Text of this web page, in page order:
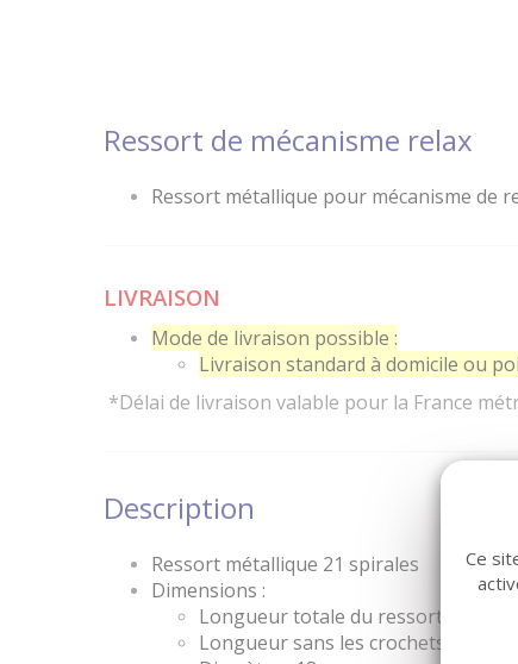
Ressort de mécanisme relax
Ressort métallique pour mécanisme de
LIVRAISON
Mode de livraison possible :
Livraison standard à domicile ou
*Délai de livraison valable pour la France
Description
Ressort métallique 21 spirales
Dimensions :
Longueur totale du ressort = 82 mm
Longueur sans les crochets = 48 mm
Ce